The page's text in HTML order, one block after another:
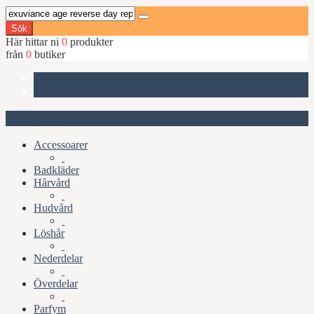
Sök
Här hittar ni 0 produkter
från 0 butiker
Accessoarer
Badkläder
Hårvård
Hudvård
Löshår
Nederdelar
Överdelar
Parfym